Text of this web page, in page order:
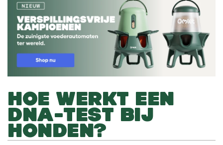
HOE WERKT EEN
DNA-TEST BIJ
HONDEN?